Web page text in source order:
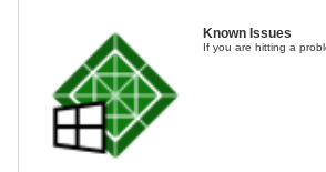
Known Issues
If you are hitting a